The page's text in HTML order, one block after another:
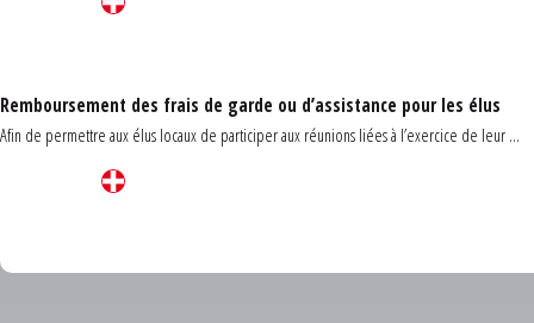
Remboursement des frais de garde ou d’assistance pour les élus
Afin de permettre aux élus locaux de participer aux réunions liées à l’exercice de leur ...